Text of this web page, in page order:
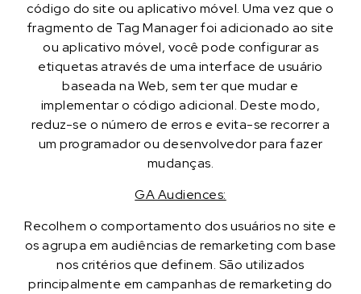
código do site ou aplicativo móvel. Uma vez que o
fragmento de Tag Manager foi adicionado ao site
ou aplicativo móvel, você pode configurar as
etiquetas através de uma interface de usuário
baseada na Web, sem ter que mudar e
implementar o código adicional. Deste modo,
reduz-se o número de erros e evita-se recorrer a
um programador ou desenvolvedor para fazer
mudanças.
GA Audiences:
Recolhem o comportamento dos usuários no site e
os agrupa em audiências de remarketing com base
nos critérios que definem. São utilizados
principalmente em campanhas de remarketing do